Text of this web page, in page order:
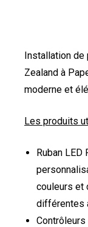
Installation de
Zealand à
moderne et
Les produits
Ruban LED
couleurs et
différentes